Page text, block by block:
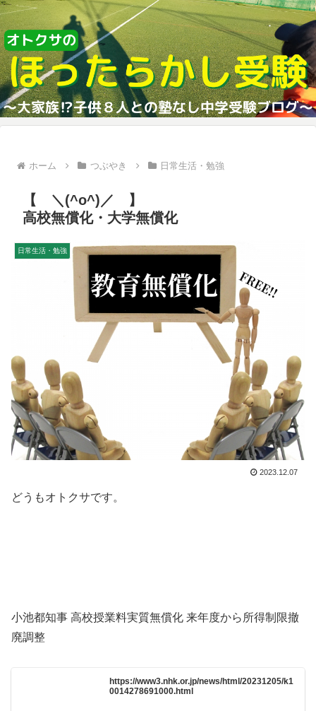
ホーム つぶやき 日常生活・勉強
【 ＼(^o^)／ 】
高校無償化・大学無償化
日常生活・勉強
2023.12.07
どうもオトクサです。
小池都知事 高校授業料実質無償化 来年度から所得制限撤
廃調整
https://www3.nhk.or.jp/news/html/20231205/k1
0014278691000.html